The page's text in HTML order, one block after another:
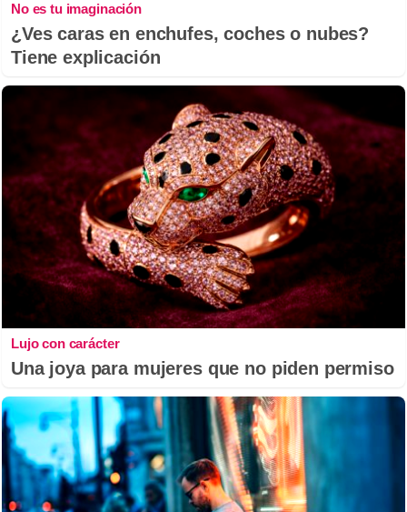
No es tu imaginación
¿Ves caras en enchufes, coches o nubes?
Tiene explicación
Lujo con carácter
Una joya para mujeres que no piden permiso